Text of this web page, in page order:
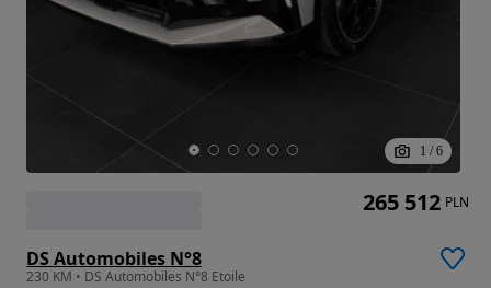
1 / 6
DS Automobiles N°8
230 KM • DS Automobiles N°8 Etoile
265 512 PLN